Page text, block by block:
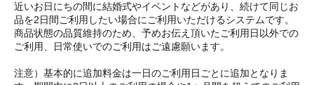
近いお日にちの間に結婚式やイベントなどがあり、続けて同じお
品を2日間ご利用したい場合にご利用いただけるシステムです。
商品状態の品質維持のため、予めお伝え頂いたご利用日以外での
ご利用、日常使いでのご利用はご遠慮願います。
注意）基本的に追加料金は一日のご利用日ごとに追加となりま